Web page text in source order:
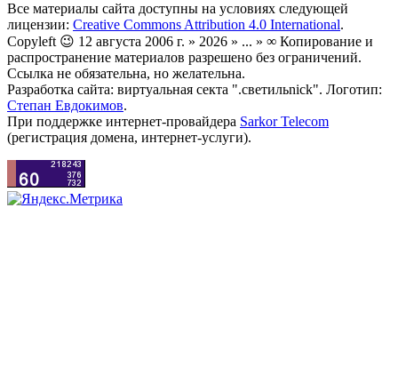
Все материалы сайта доступны на условиях следующей
лицензии: Creative Commons Attribution 4.0 International.
Copyleft 😉 12 августа 2006 г. » 2026 » ... » ∞ Копирование и
распространение материалов разрешено без ограничений.
Ссылка не обязательна, но желательна.
Разработка сайта: виртуальная секта ".светильnick". Логотип:
Степан Евдокимов.
При поддержке интернет-провайдера Sarkor Telecom
(регистрация домена, интернет-услуги).